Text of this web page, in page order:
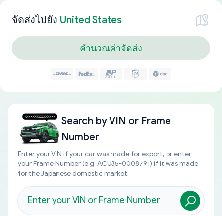
จัดส่งไปยัง United States
คำนวณค่าจัดส่ง
Search byVIN or Frame
Number
Enter your VIN if your car was made for export, or enter
your Frame Number (e.g. ACU35-0008791) if it was made
for the Japanese domestic market.